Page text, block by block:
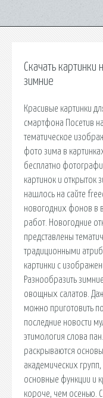
Скачать картинки
зимние
Красивые картинки
смартфона Посетив
тематическое
фото зима в
бесплатно
картинок и открыток
нашлось на сайте
новогодних фонов в
работ. Новогодние
представлены
традиционными
картинки с
Разнообразить
овощных салатов.
можно приготовить
последние новости
этимология слова
раскрываются
академических
основные функции и
короче, чем осенью.